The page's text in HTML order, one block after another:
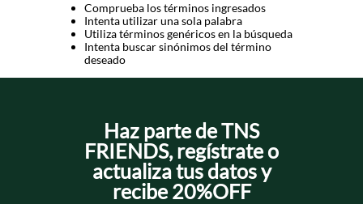
Comprueba los términos ingresados
Intenta utilizar una sola palabra
Utiliza términos genéricos en la búsqueda
Intenta buscar sinónimos del término
deseado
Haz parte de TNS
FRIENDS, regístrate o
actualiza tus datos y
recibe 20%OFF